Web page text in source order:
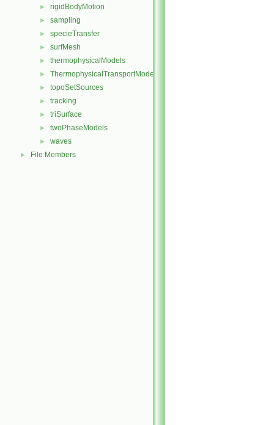
► rigidBodyMotion
► sampling
► specieTransfer
► surfMesh
► thermophysicalModels
► ThermophysicalTransportModels
► topoSetSources
► tracking
► triSurface
► twoPhaseModels
► waves
► File Members